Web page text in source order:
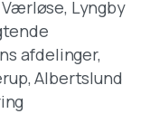
Lyngby
afdelinger,
Albertslund